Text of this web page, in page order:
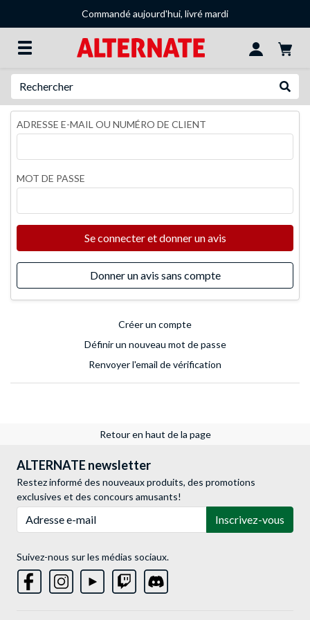
Commandé aujourd'hui, livré mardi
ADRESSE E-MAIL OU NUMÉRO DE CLIENT
MOT DE PASSE
Se connecter et donner un avis
Donner un avis sans compte
Créer un compte
Définir un nouveau mot de passe
Renvoyer l'email de vérification
Retour en haut de la page
ALTERNATE newsletter
Restez informé des nouveaux produits, des promotions
exclusives et des concours amusants!
Inscrivez-vous
Suivez-nous sur les médias sociaux.